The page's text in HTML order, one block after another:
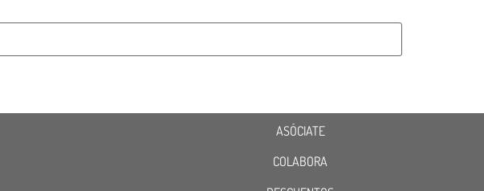
ASÓCIATE
COLABORA